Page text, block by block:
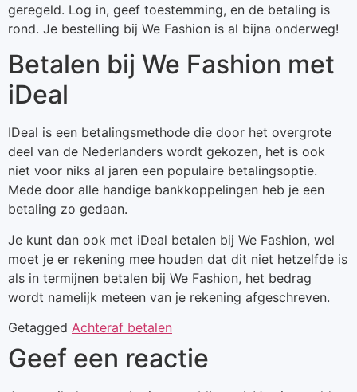
geregeld. Log in, geef toestemming, en de betaling is
rond. Je bestelling bij We Fashion is al bijna onderweg!
Betalen bij We Fashion met
iDeal
IDeal is een betalingsmethode die door het overgrote
deel van de Nederlanders wordt gekozen, het is ook
niet voor niks al jaren een populaire betalingsoptie.
Mede door alle handige bankkoppelingen heb je een
betaling zo gedaan.
Je kunt dan ook met iDeal betalen bij We Fashion, wel
moet je er rekening mee houden dat dit niet hetzelfde is
als in termijnen betalen bij We Fashion, het bedrag
wordt namelijk meteen van je rekening afgeschreven.
Getagged Achteraf betalen
Geef een reactie